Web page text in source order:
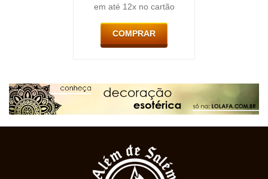
em até 12x no cartão
COMPRAR